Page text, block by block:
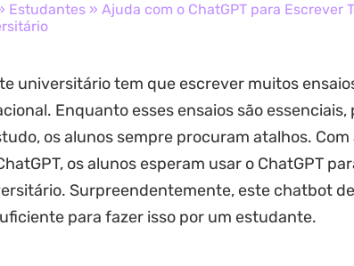
Estudantes» Ajuda com o ChatGPT para Escrever
universitário tem que escrever muitos
Enquanto esses ensaios são essenciais,
os alunos sempre procuram atalhos. Com
os alunos esperam usar o ChatGPT
Surpreendentemente, este chatbot
para fazer isso por um estudante.